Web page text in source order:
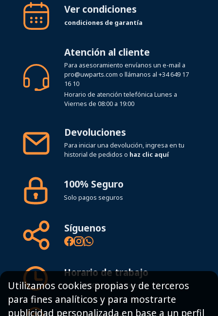
condiciones de garantía
Para asesoramiento envíanos un e-mail a
pro@uwparts.com o llámanos al
16 10
Horario de atención telefónica Lunes a
Viernes de 08:00 a 19:00
Para iniciar una devolución, ingresa en tu
historial de pedidos o
Solo pagos seguros
8:00 - 19:00h Lunes - Viernes
Mapa del sitio
Utilizamos cookies propias y de terceros
para fines analíticos y para mostrarte
publicidad personalizada en base a un perfil